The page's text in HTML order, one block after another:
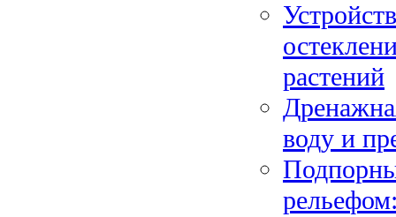
растений
воду и